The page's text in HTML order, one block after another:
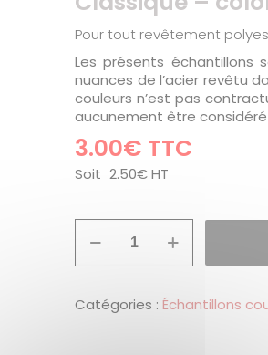
Pour tout revêtement
Les présents échantillons
nuances de l’acier revêtu
couleurs n’est pas
aucunement être
3.00€ TTC
Soit 2.50€HT
quantité
de
Echantillon
7022
Catégories : Échantillons